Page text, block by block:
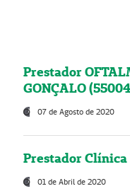
Prestador
GONÇALO
07 de Agosto de 2020
Prestador
01 de Abril de 2020